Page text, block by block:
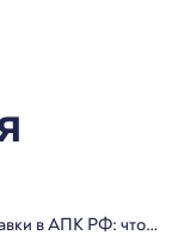
в АПК РФ: что